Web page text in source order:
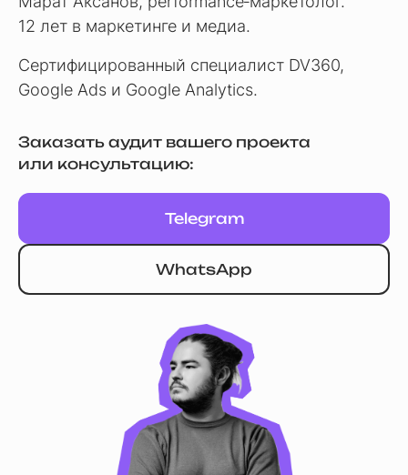
12 лет в маркетинге и медиа.
Сертифицированный специалист DV360,
Google Ads и Google Analytics.
Заказать аудит вашего проекта
или консультацию:
Telegram
WhatsApp